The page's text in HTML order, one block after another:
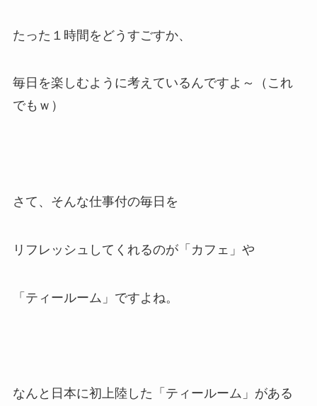
たった１時間をどうすごすか、
毎日を楽しむように考えているんですよ～（これ
でもｗ）
さて、そんな仕事付の毎日を
リフレッシュしてくれるのが「カフェ」や
「ティールーム」ですよね。
なんと日本に初上陸した「ティールーム」がある